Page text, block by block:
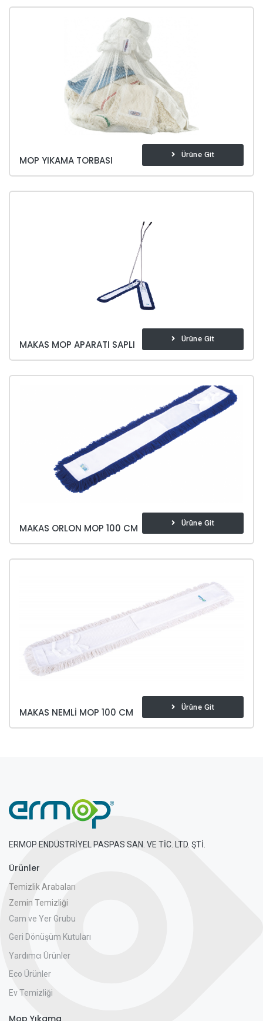
MOP YIKAMA TORBASI Ürüne Git
MAKAS MOP APARATI SAPLI Ürüne Git
MAKAS ORLON MOP 100 CM Ürüne Git
MAKAS NEMLI MOP 100 CM Ürüne Git
ERMOP ENDÜSTRİYEL PASPAS SAN. VE TİC. LTD. ŞTİ.
Ürünler
Temizlik Arabaları
Zemin Temizliği
Cam ve Yer Grubu
Geri Dönüşüm Kutuları
Yardımcı Ürünler
Eco Ürünler
Ev Temizliği
Mop Yıkama